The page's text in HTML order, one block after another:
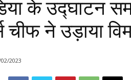
के उद्घाटन
चीफ ने उड़ाया
2023